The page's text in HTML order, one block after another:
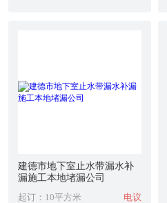
建德市地下室止水带漏水补
漏施工本地堵漏公司
起订：10平方米 电议